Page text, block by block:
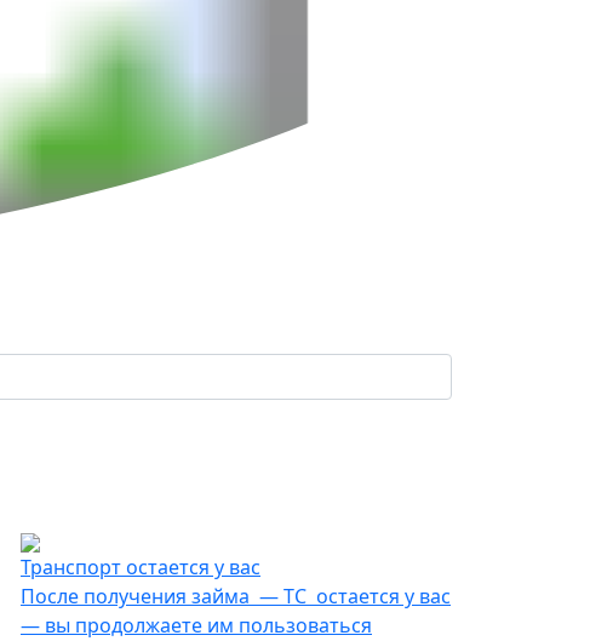
Транспорт остается у вас
После получения займа — ТС остается у вас
— вы продолжаете им пользоваться